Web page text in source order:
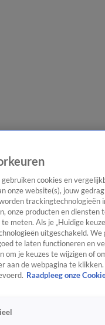
cookies en
onze website(s), jouw
onze producten en
meten. Als je „Huidige
uitgeschakeld.
te laten functioneren en
om je keuzes te wijzigen of
aan de webpagina te
Raadpleeg onze